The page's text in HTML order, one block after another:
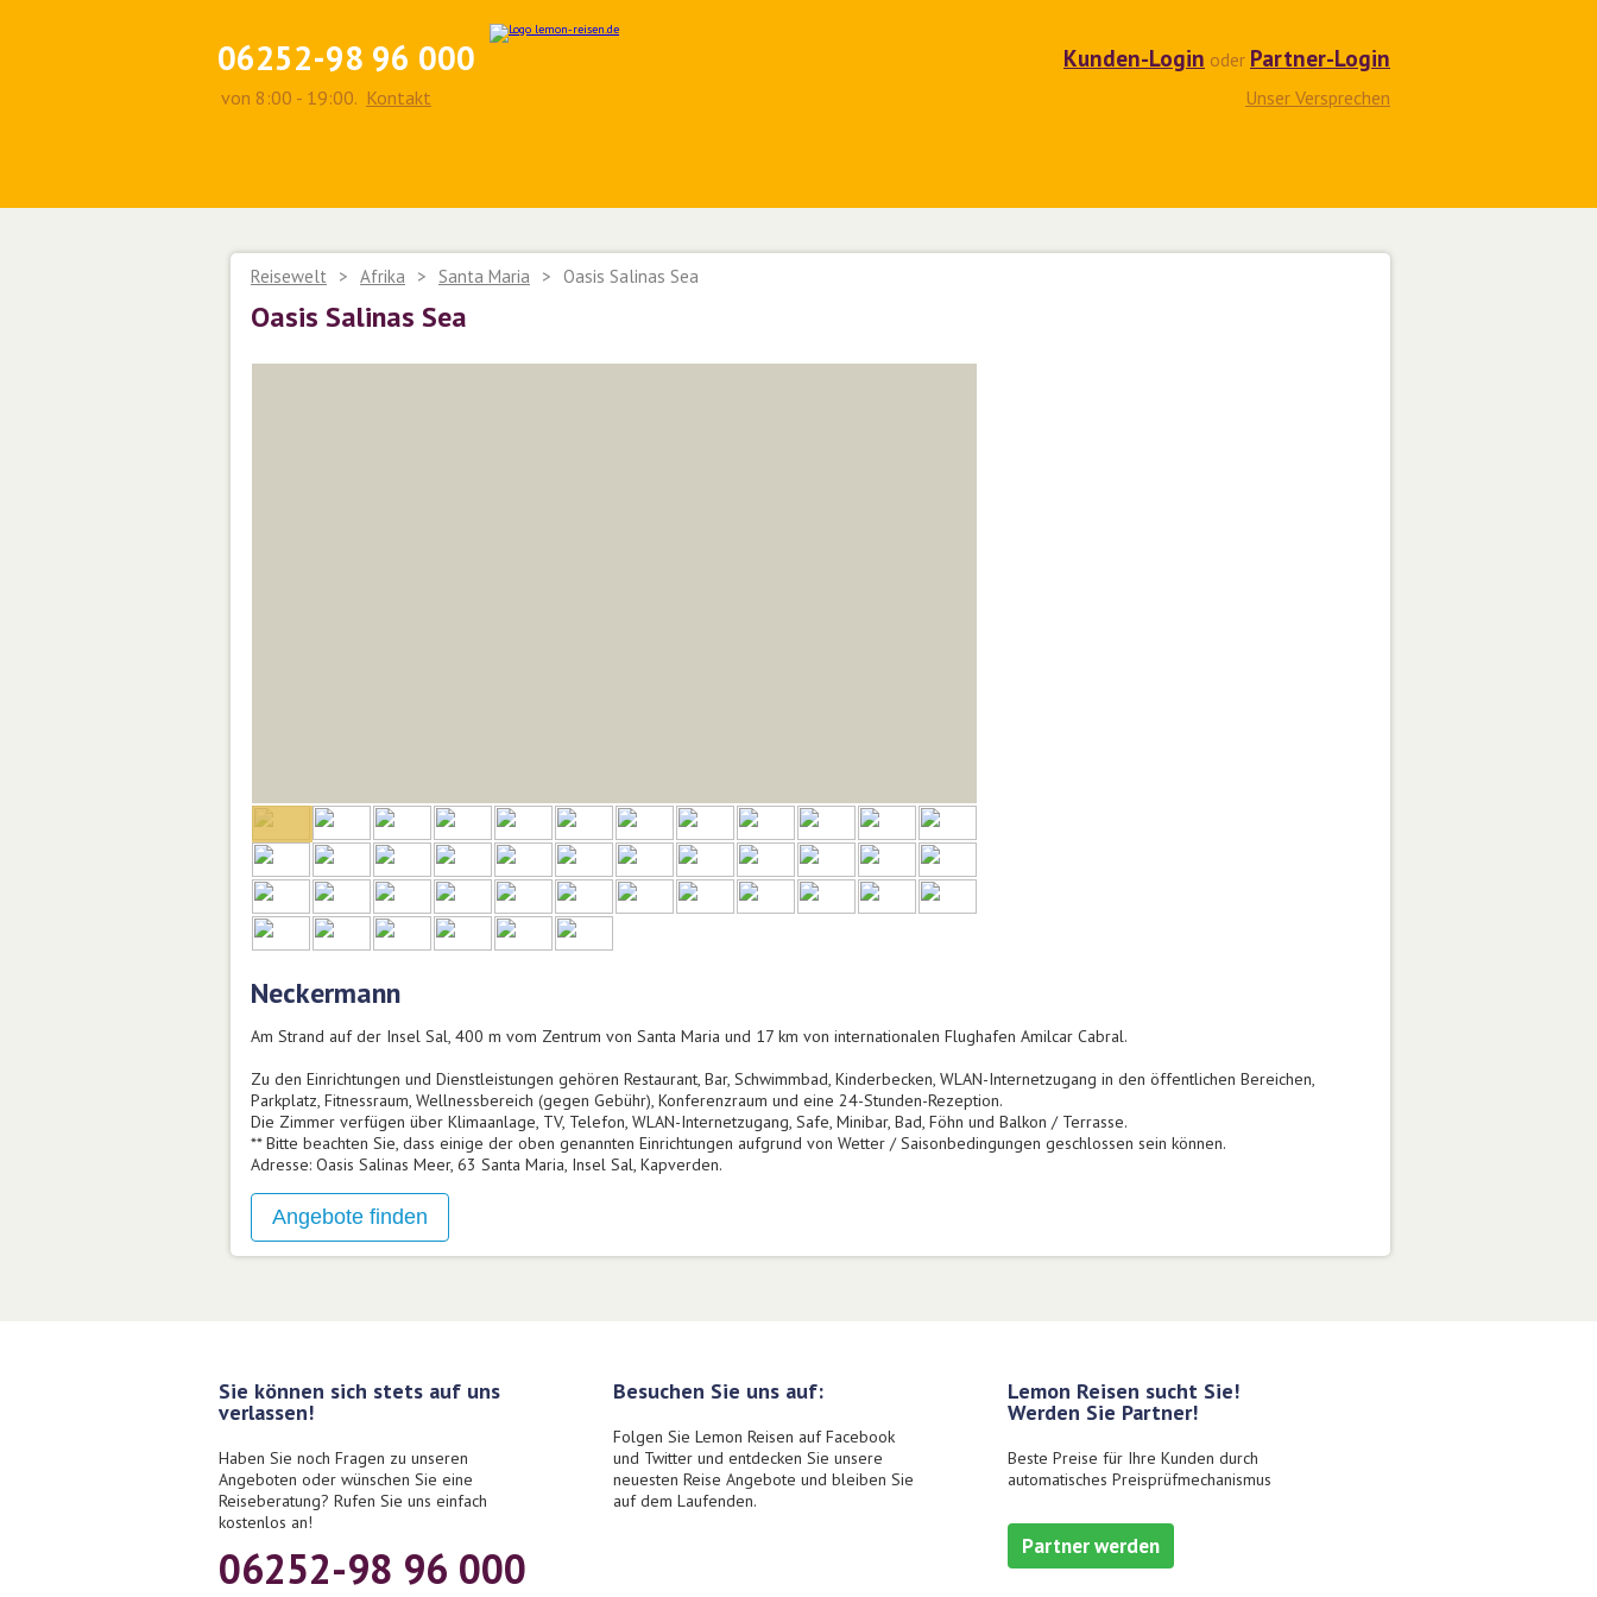
06252-98 96 000
von 8:00 - 19:00. Kontakt
Kunden-Login oder Partner-Login
Unser Versprechen
Reisewelt > Afrika > Santa Maria > Oasis Salinas Sea
Oasis Salinas Sea
Neckermann
Am Strand auf der Insel Sal, 400 m vom Zentrum von Santa Maria und 17 km von internationalen Flughafen Amilcar Cabral.
Zu den Einrichtungen und Dienstleistungen gehören Restaurant, Bar, Schwimmbad, Kinderbecken, WLAN-Internetzugang in den öffentlichen Bereichen,
Parkplatz, Fitnessraum, Wellnessbereich (gegen Gebühr), Konferenzraum und eine 24-Stunden-Rezeption.
Die Zimmer verfügen über Klimaanlage, TV, Telefon, WLAN-Internetzugang, Safe, Minibar, Bad, Föhn und Balkon / Terrasse.
** Bitte beachten Sie, dass einige der oben genannten Einrichtungen aufgrund von Wetter / Saisonbedingungen geschlossen sein können.
Adresse: Oasis Salinas Meer, 63 Santa Maria, Insel Sal, Kapverden.
Sie können sich stets auf uns
verlassen!
Haben Sie noch Fragen zu unseren
Angeboten oder wünschen Sie eine
Reiseberatung? Rufen Sie uns einfach
kostenlos an!
06252-98 96 000
Besuchen Sie uns auf:
Folgen Sie Lemon Reisen auf Facebook
und Twitter und entdecken Sie unsere
neuesten Reise Angebote und bleiben Sie
auf dem Laufenden.
Lemon Reisen sucht Sie!
Werden Sie Partner!
Beste Preise für Ihre Kunden durch
automatisches Preisprüfmechanismus
Partner werden